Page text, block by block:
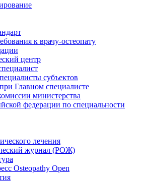
к врачу-остеопату
центр
субъектов
Главном специалисте
министерства
федерации по специальности
лечения
журнал (РОЖ)
Osteopathy Open